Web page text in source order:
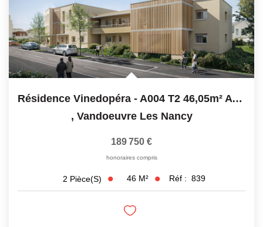
Résidence Vinedopéra - A004 T2 46,05m² Avec Jardin Privatif
, Vandoeuvre Les Nancy
189 750 €
honoraires compris
2 Pièce(s) 46 M² Réf : 839